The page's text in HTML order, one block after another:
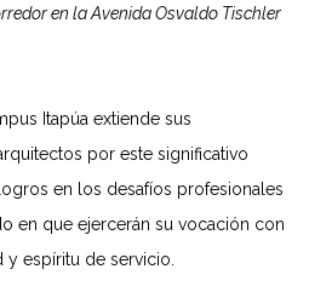
en la Avenida Osvaldo Tischler
Itapúa extiende sus
por este significativo
en los desafíos profesionales
en que ejercerán su vocación con
y espíritu de servicio.